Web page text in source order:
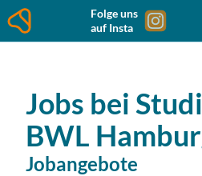
Folge uns
auf Insta
Jobs bei
BWL
Jobangebote